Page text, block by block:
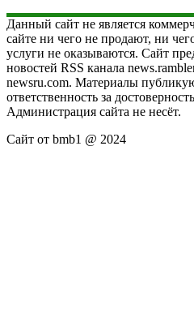
Данный сайт не является
сайте ни чего не продают, ни
услуги не оказываются. Сайт
новостей RSS канала
newsru.com. Материалы
ответственность за
Администрация сайта не несёт.
Сайт от bmb1 @ 2024